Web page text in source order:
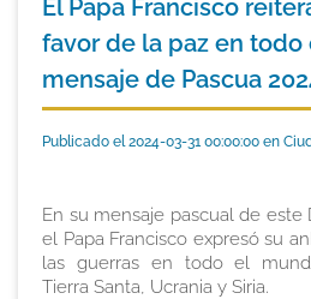
El Papa Francisco
favor de la paz en
mensaje de Pascua
Publicado el 2024-03-31 00:00:00 en
En su mensaje pascual de este
el Papa Francisco expresó su
las guerras en todo el
Tierra Santa, Ucrania y Siria.